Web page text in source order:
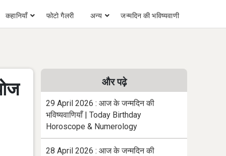
कहानियाँ फोटो गैलरी अन्य जन्मदिन की भविष्यवाणी
और पढ़े
29 April 2026 : आज के जन्मदिन की
भविष्यवाणियाँ | Today Birthday
Horoscope & Numerology
28 April 2026 : आज के जन्मदिन की